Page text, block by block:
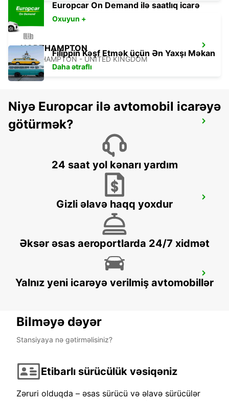
NORTHAMPTON
NORTHAMPTON - UNITED KINGDOM
ROMFORD
ROMFORD - UNITED KINGDOM
WATFORD
WATFORD - UNITED KINGDOM
IPSWICH
IPSWICH - UNITED KINGDOM
Europcar On Demand ilə saatlıq icarə
Oxuyun +
Filippin Kəşf Etmək üçün Ən Yaxşı Məkan
Daha ətraflı
Niyə Europcar ilə avtomobil icarəyə
götürmək?
24 saat yol kənarı yardım
Gizli əlavə haqq yoxdur
Əksər əsas aeroportlarda 24/7 xidmət
Yalnız yeni icarəyə verilmiş avtomobillər
Bilməyə dəyər
Stansiyaya nə gətirməlisiniz?
Etibarlı sürücülük vəsiqəniz
Zəruri olduqda – əsas sürücü və əlavə sürücülər